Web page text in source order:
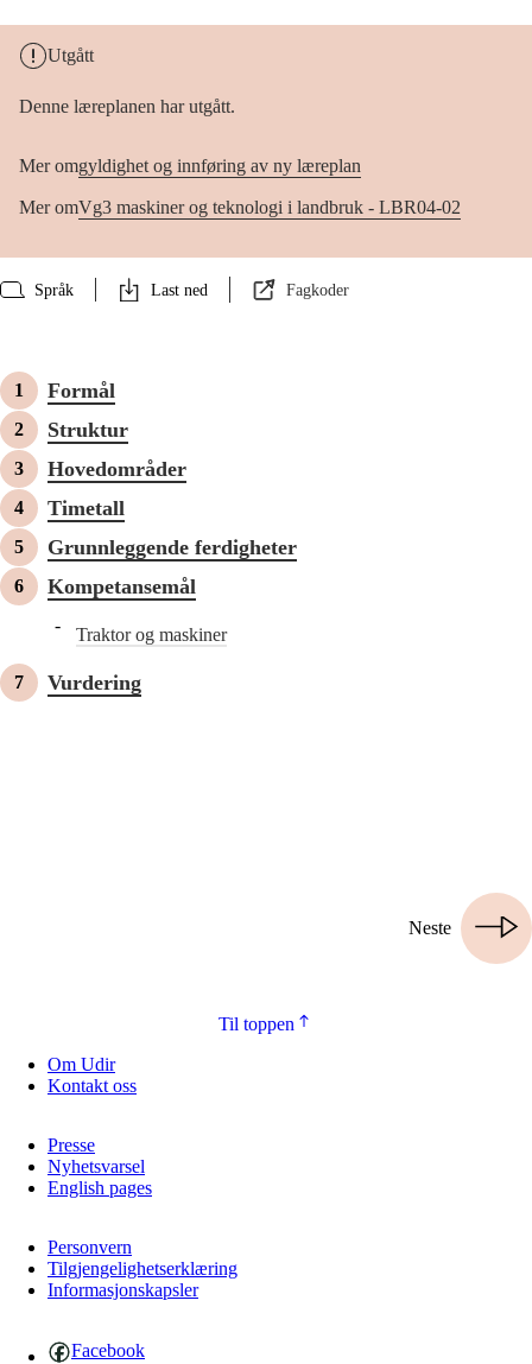
Utgått
Denne læreplanen har utgått.
Mer omgyldighet og innføring av ny læreplan
Mer omVg3 maskiner og teknologi i landbruk - LBR04-02
Språk Last ned Fagkoder
Formål
Struktur
Hovedområder
Timetall
Grunnleggende ferdigheter
Kompetansemål
Traktor og maskiner
Vurdering
Neste
Til toppen
Om Udir
Kontakt oss
Presse
Nyhetsvarsel
English pages
Personvern
Tilgjengelighetserklæring
Informasjonskapsler
Facebook